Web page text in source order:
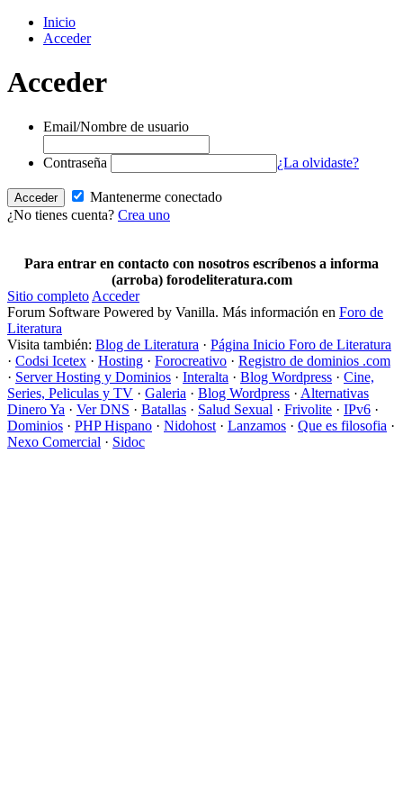
Inicio
Acceder
Acceder
Email/Nombre de usuario
Contraseña ¿La olvidaste?
Mantenerme conectado
¿No tienes cuenta? Crea uno
Para entrar en contacto con nosotros escríbenos a informa
(arroba) forodeliteratura.com
Sitio completo Acceder
Forum Software Powered by Vanilla. Más información en Foro de
Literatura
Visita también: Blog de Literatura · Página Inicio Foro de Literatura
· Codsi Icetex · Hosting · Forocreativo · Registro de dominios .com
· Server Hosting y Dominios · Interalta · Blog Wordpress · Cine,
Series, Peliculas y TV · Galeria · Blog Wordpress · Alternativas
Dinero Ya · Ver DNS · Batallas · Salud Sexual · Frivolite · IPv6 ·
Dominios · PHP Hispano · Nidohost · Lanzamos · Que es filosofia ·
Nexo Comercial · Sidoc